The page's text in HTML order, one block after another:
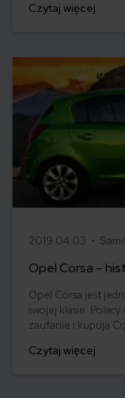
funkcjonalnością.
Czytaj więcej
2019.04.03 •
Opel Corsa –
Opel Corsa jest
swojej klasie.
zaufanie i kupują
się z atrakcyjnym
Czytaj więcej